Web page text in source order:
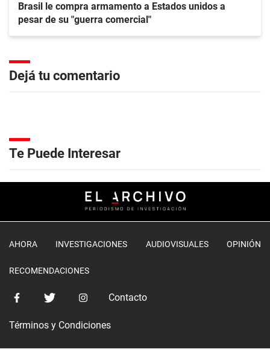
Brasil le compra armamento a Estados unidos a
pesar de su "guerra comercial"
Dejá tu comentario
Te Puede Interesar
AHORA INVESTIGACIONES AUDIOVISUALES OPINIÓN
RECOMENDACIONES
Contacto
Términos y Condiciones